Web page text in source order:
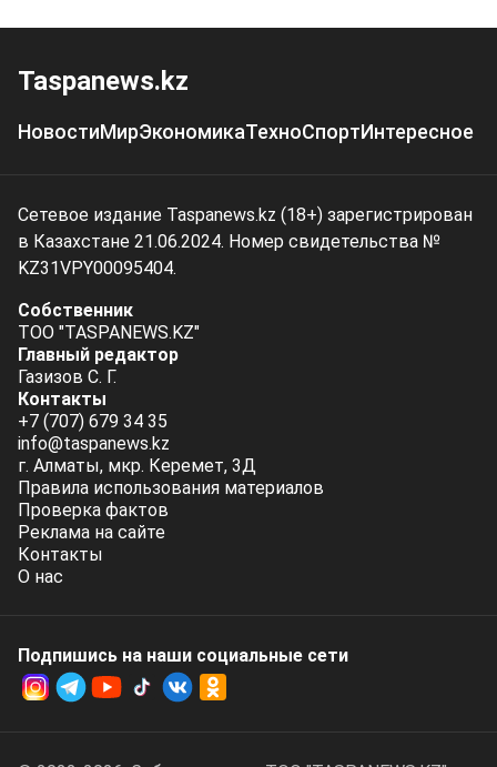
Taspanews.kz
НовостиМирЭкономикаТехноСпортИнтересное
Сетевое издание Taspanews.kz (18+) зарегистрирован
в Казахстане 21.06.2024. Номер свидетельства №
KZ31VPY00095404.
Собственник
ТОО "TASPANEWS.KZ"
Главный редактор
Газизов С. Г.
Контакты
+7 (707) 679 34 35
info@taspanews.kz
г. Алматы, мкр. Керемет, 3Д
Правила использования материалов
Проверка фактов
Реклама на сайте
Контакты
О нас
Подпишись на наши социальные cети